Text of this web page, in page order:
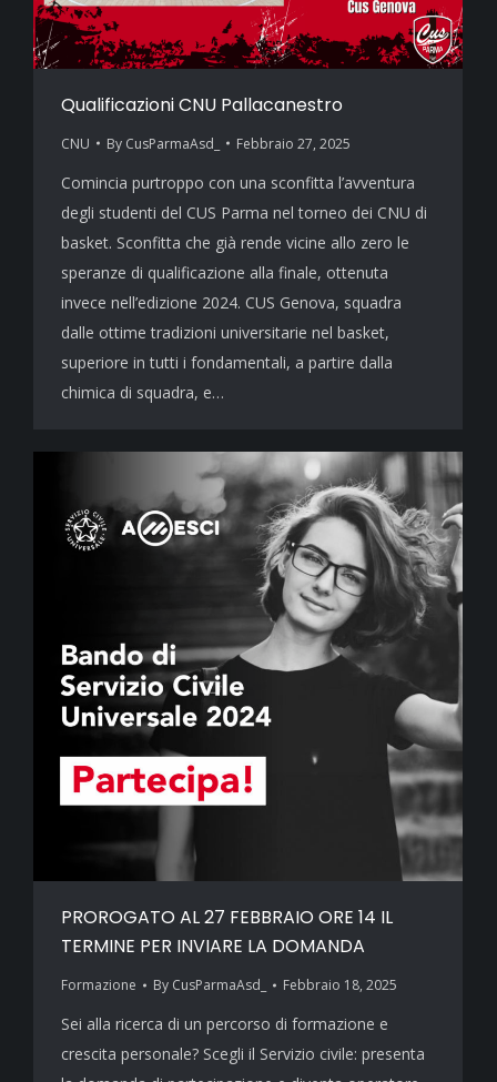
Qualificazioni CNU Pallacanestro
CNU By CusParmaAsd_ Febbraio 27, 2025
Comincia purtroppo con una sconfitta l’avventura
degli studenti del CUS Parma nel torneo dei CNU di
basket. Sconfitta che già rende vicine allo zero le
speranze di qualificazione alla finale, ottenuta
invece nell’edizione 2024. CUS Genova, squadra
dalle ottime tradizioni universitarie nel basket,
superiore in tutti i fondamentali, a partire dalla
chimica di squadra, e…
PROROGATO AL 27 FEBBRAIO ORE 14 IL
TERMINE PER INVIARE LA DOMANDA
Formazione By CusParmaAsd_ Febbraio 18, 2025
Sei alla ricerca di un percorso di formazione e
crescita personale? Scegli il Servizio civile: presenta